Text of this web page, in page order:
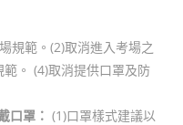
規範。(2)取消進入考場之
。 (4)取消提供口罩及防
口罩： (1)口罩樣式建議以